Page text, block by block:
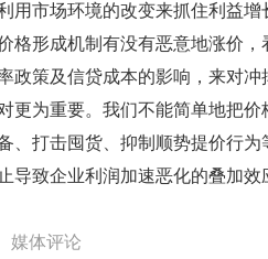
用市场环境的改变来抓住利益
格形成机制有没有恶意地涨价
政策及信贷成本的影响，来对
更为重要。我们不能简单地把
、打击囤货、抑制顺势提价行
导致企业利润加速恶化的叠加
媒体评论